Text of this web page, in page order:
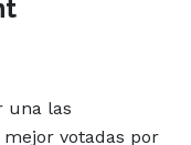
una las
mejor votadas por